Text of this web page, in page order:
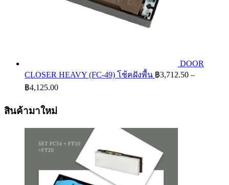
DOOR
CLOSER HEAVY (FC-49) โช้คฝังพื้น ฿3,712.50 –
฿4,125.00Price
฿4,125.00
สินค้ามาใหม่